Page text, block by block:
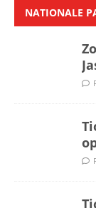
NATIONALE